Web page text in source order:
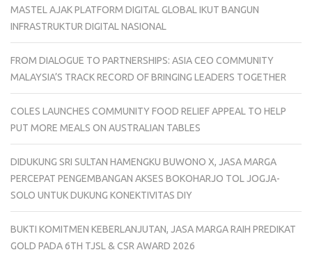
MASTEL AJAK PLATFORM DIGITAL GLOBAL IKUT BANGUN
INFRASTRUKTUR DIGITAL NASIONAL
FROM DIALOGUE TO PARTNERSHIPS: ASIA CEO COMMUNITY
MALAYSIA’S TRACK RECORD OF BRINGING LEADERS TOGETHER
COLES LAUNCHES COMMUNITY FOOD RELIEF APPEAL TO HELP
PUT MORE MEALS ON AUSTRALIAN TABLES
DIDUKUNG SRI SULTAN HAMENGKU BUWONO X, JASA MARGA
PERCEPAT PENGEMBANGAN AKSES BOKOHARJO TOL JOGJA-
SOLO UNTUK DUKUNG KONEKTIVITAS DIY
BUKTI KOMITMEN KEBERLANJUTAN, JASA MARGA RAIH PREDIKAT
GOLD PADA 6TH TJSL & CSR AWARD 2026